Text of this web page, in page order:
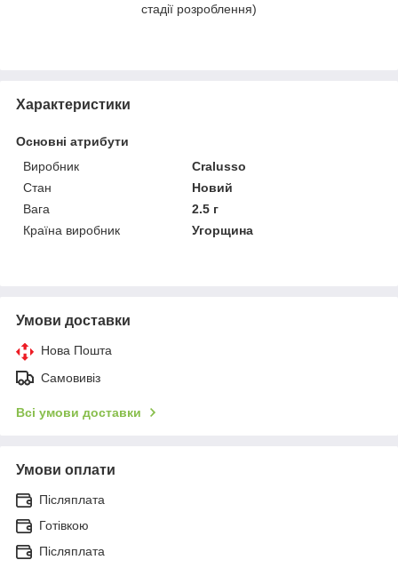
стадії розроблення)
Характеристики
Основні атрибути
Виробник
Cralusso
Стан
Новий
Вага
2.5 г
Країна виробник
Угорщина
Умови доставки
Нова Пошта
Самовивіз
Всі умови доставки
Умови оплати
Післяплата
Готівкою
Післяплата